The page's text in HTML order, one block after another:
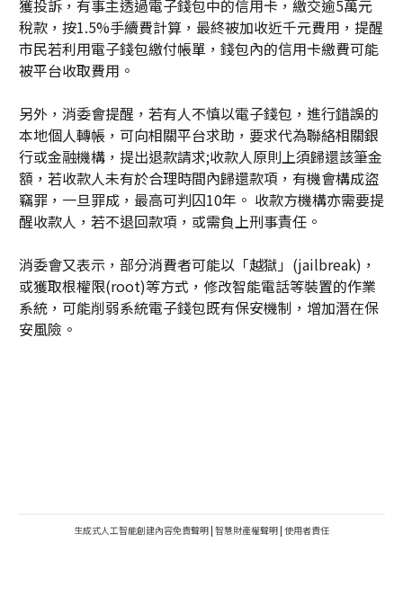
獲投訴，有事主透過電子錢包中的信用卡，繳交逾5萬元
稅款，按1.5%手續費計算，最終被加收近千元費用，提醒
市民若利用電子錢包繳付帳單，錢包內的信用卡繳費可能
被平台收取費用。
另外，消委會提醒，若有人不慎以電子錢包，進行錯誤的
本地個人轉帳，可向相關平台求助，要求代為聯絡相關銀
行或金融機構，提出退款請求;收款人原則上須歸還該筆金
額，若收款人未有於合理時間內歸還款項，有機會構成盜
竊罪，一旦罪成，最高可判囚10年。 收款方機構亦需要提
醒收款人，若不退回款項，或需負上刑事責任。
消委會又表示，部分消費者可能以「越獄」(jailbreak)，
或獲取根權限(root)等方式，修改智能電話等裝置的作業
系統，可能削弱系統電子錢包既有保安機制，增加潛在保
安風險。
生成式人工智能創建內容免責聲明 | 智慧財產權聲明 | 使用者責任